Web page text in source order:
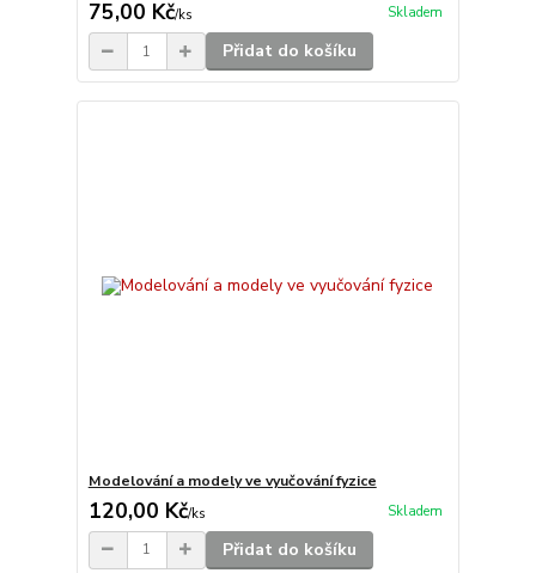
75,00 Kč/ks Skladem
Přidat do košíku
Modelování a modely ve vyučování fyzice
120,00 Kč/ks Skladem
Přidat do košíku